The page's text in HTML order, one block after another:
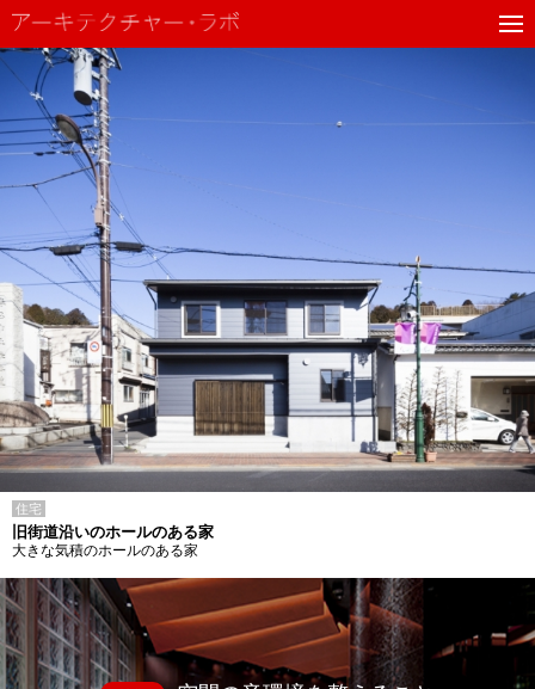
住宅
旧街道沿いのホールのある家
大きな気積のホールのある家